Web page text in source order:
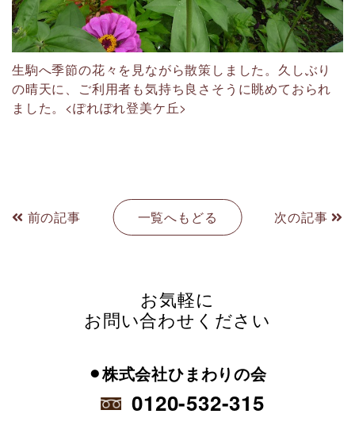
生駒へ季節の花々を見ながら散策しました。久しぶり
の晴天に、ご利用者も気持ち良さそうに眺めておられ
ました。<ぽれぽれ登美ケ丘>
前の記事 一覧へもどる 次の記事
お気軽に
お問い合わせください
⚫︎株式会社ひまわりの会
0120-532-315